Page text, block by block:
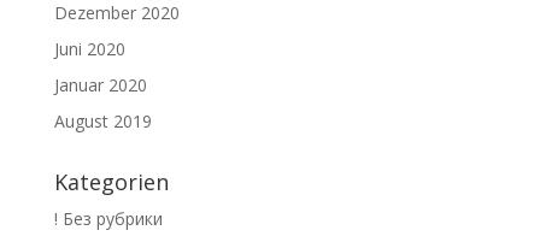
Dezember 2020
Juni 2020
Januar 2020
August 2019
Kategorien
! Без рубрики